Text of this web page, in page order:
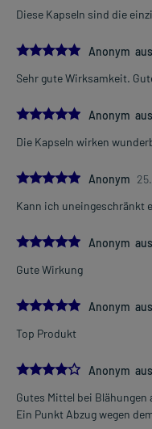
Diese Kapseln sind die
5.0Anonym
Sehr gute Wirksamkeit.
5.0Anonym
Die Kapseln wirken
5.0Anonym
Kann ich uneingeschränkt
5.0Anonym
Gute Wirkung
5.0Anonym
Top Produkt
4.0Anonym
Gutes Mittel bei
Ein Punkt Abzug wegen